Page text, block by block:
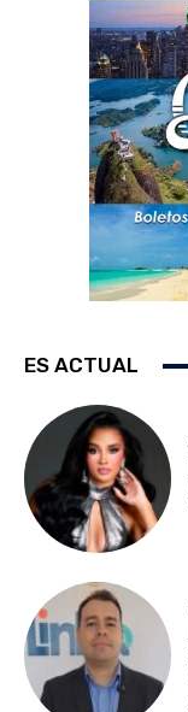
ES ACTUAL